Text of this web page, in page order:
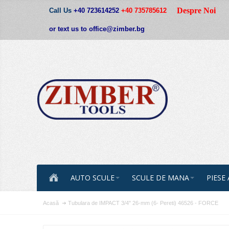
Call Us +40 723614252 +40 735785612
or text us to office@zimber.bg
Despre Noi
AUTO SCULE SCULE DE MANA
Acasă Tubulara de IMPACT 3/4" 26-mm (6- Pereti) 46526 - FORCE